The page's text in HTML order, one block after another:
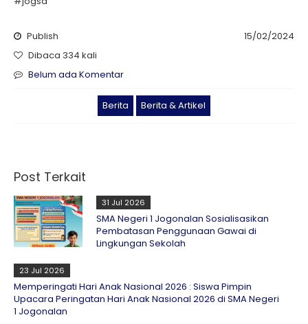
Publish
15/02/2024
Dibaca 334 kali
Belum ada Komentar
Berita Berita & Artikel
Post Terkait
31 Jul 2026
SMA Negeri 1 Jogonalan Sosialisasikan
Pembatasan Penggunaan Gawai di
Lingkungan Sekolah
23 Jul 2026
Memperingati Hari Anak Nasional 2026 : Siswa Pimpin
Upacara Peringatan Hari Anak Nasional 2026 di SMA Negeri
1 Jogonalan